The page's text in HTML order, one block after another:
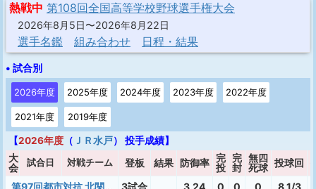
熱戦中 第108回全国高等学校野球選手権大会
2026年8月5日〜2026年8月22日
選手名鑑 組み合わせ 日程・結果
• 試合別
2026年度 2025年度 2024年度 2023年度 2022年度
2021年度 2019年度
【2026年度 （ ＪＲ水戸） 投手成績】
大
会
試合日 対戦チーム 登板 結果 防御率
完
投
完
封
無四
死球 投球回
第97回都市対抗 北関東二次予選 3試合 3.24 0 0 0 8 1/3